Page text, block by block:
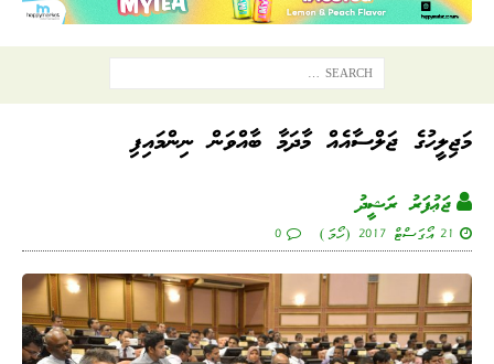
މަޖިލީހުގެ ޖަލްސާއެއް މާދަމާ ބާއްވަން ނިންމައިފި
ޖަޢުފަރު ރަޝީދު
21 އޯގަސްޓް 2017 (ހޯމަ) 0